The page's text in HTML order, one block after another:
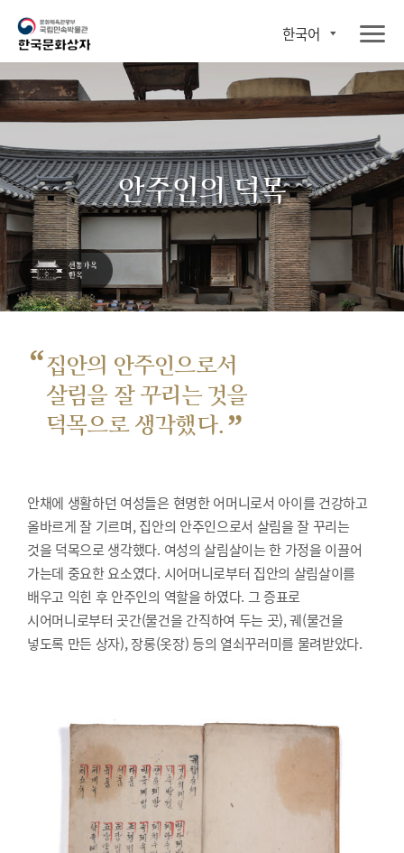
한국어
안주인의 덕목
“집안의 안주인으로서
살림을 잘 꾸리는 것을
덕목으로 생각했다. ”
안채에 생활하던 여성들은 현명한 어머니로서 아이를 건강하고
올바르게 잘 기르며, 집안의 안주인으로서 살림을 잘 꾸리는
것을 덕목으로 생각했다. 여성의 살림살이는 한 가정을 이끌어
가는데 중요한 요소였다. 시어머니로부터 집안의 살림살이를
배우고 익힌 후 안주인의 역할을 하였다. 그 증표로
시어머니로부터 곳간(물건을 간직하여 두는 곳), 궤(물건을
넣도록 만든 상자), 장롱(옷장) 등의 열쇠꾸러미를 물려받았다.